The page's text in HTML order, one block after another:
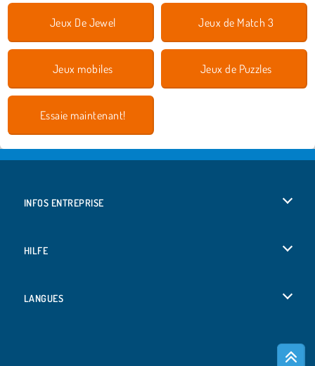
Jeux De Jewel Jeux de Match 3
Jeux mobiles Jeux de Puzzles
Essaie maintenant!
INFOS ENTREPRISE
HILFE
LANGUES